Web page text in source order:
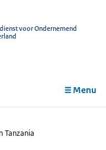
voor Ondernemend
Menu
Tanzania